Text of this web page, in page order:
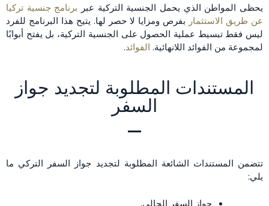
يحظى المواطن الذي يحمل الجنسية التركية عبر برنامج جنسية تركيا
عن طريق الاستثمار بفرص ومزايا لا حصر لها. يتيح هذا البرنامج للفرد
ليس فقط تبسيط عملية الحصول على الجنسية التركية، بل يفتح أبوابًا
لمجموعة من الفوائد اللانهائية. الفوائد.
المستندات المطلوبة لتجديد جواز
السفر
تتضمن المستندات الشائعة المطلوبة لتجديد جواز السفر التركي ما
يلي:
جواز السفر الحالي.